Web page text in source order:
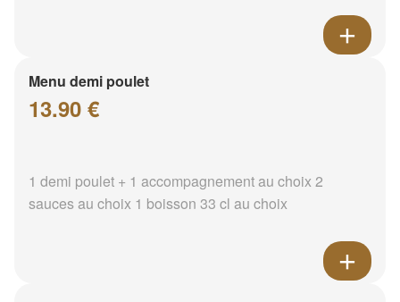
Menu demi poulet
13.90 €
1 demi poulet + 1 accompagnement au choix 2
sauces au choix 1 boisson 33 cl au choix